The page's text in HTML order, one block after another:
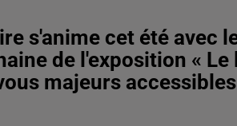
s'anime cet été avec
de l'exposition « Le
majeurs